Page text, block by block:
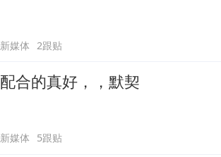
新媒体 2跟贴
配合的真好，，默契
新媒体 5跟贴